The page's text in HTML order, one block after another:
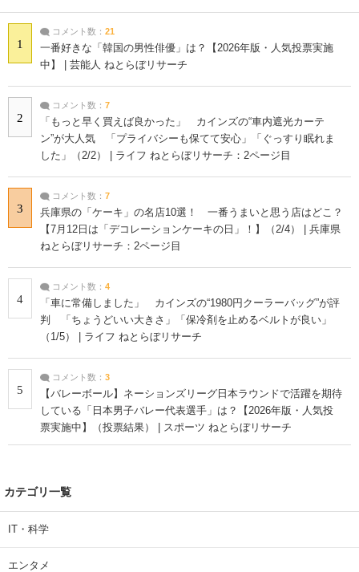
1
コメント数： 21
一番好きな「韓国の男性俳優」は？【2026年版・人気投票実施
中】 | 芸能人 ねとらぼリサーチ
2
コメント数： 7
「もっと早く買えば良かった」 カインズの“車内遮光カーテ
ン”が大人気 「プライバシーも保てて安心」「ぐっすり眠れま
した」（2/2） | ライフ ねとらぼリサーチ：2ページ目
3
コメント数： 7
兵庫県の「ケーキ」の名店10選！ 一番うまいと思う店はどこ？
【7月12日は「デコレーションケーキの日」！】（2/4） | 兵庫県
ねとらぼリサーチ：2ページ目
4
コメント数： 4
「車に常備しました」 カインズの“1980円クーラーバッグ”が評
判 「ちょうどいい大きさ」「保冷剤を止めるベルトが良い」
（1/5） | ライフ ねとらぼリサーチ
5
コメント数： 3
【バレーボール】ネーションズリーグ日本ラウンドで活躍を期待
している「日本男子バレー代表選手」は？【2026年版・人気投
票実施中】（投票結果） | スポーツ ねとらぼリサーチ
カテゴリ一覧
IT・科学
エンタメ